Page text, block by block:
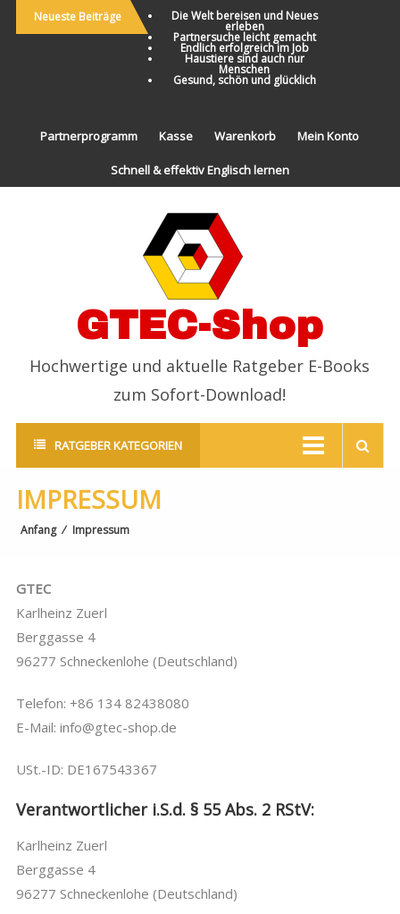
Neueste Beiträge Die Welt bereisen und Neues
erleben
Partnersuche leicht gemacht
Endlich erfolgreich im Job
Haustiere sind auch nur
Menschen
Gesund, schön und glücklich
Partnerprogramm Kasse Warenkorb Mein Konto
Schnell & effektiv Englisch lernen
GTEC-Shop
Hochwertige und aktuelle Ratgeber E-Books
zum Sofort-Download!
RATGEBER KATEGORIEN
IMPRESSUM
Anfang ⁄ Impressum
GTEC
Karlheinz Zuerl
Berggasse 4
96277 Schneckenlohe (Deutschland)
Telefon: +86 134 82438080
E-Mail: info@gtec-shop.de
USt.-ID: DE167543367
Verantwortlicher i.S.d. § 55 Abs. 2 RStV:
Karlheinz Zuerl
Berggasse 4
96277 Schneckenlohe (Deutschland)